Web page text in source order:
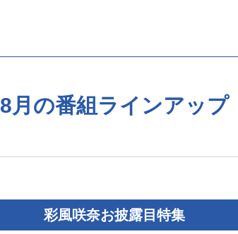
8月の番組ラインアップ
彩風咲奈お披露目特集